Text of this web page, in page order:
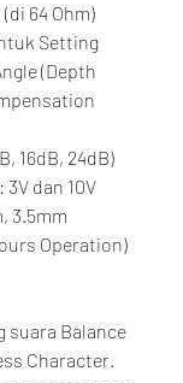
64 Ohm)
Setting
(Depth
16dB, 24dB)
dan 10V
3.5mm
Operation)
suara Balance
Character.